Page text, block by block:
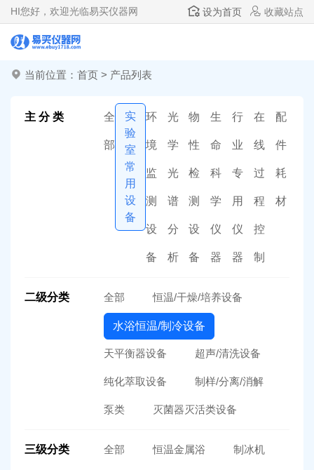
HI您好，欢迎光临易买仪器网 设为首页 收藏站点
当前位置： 首页 > 产品列表
主 分 类 全
部
实
验
室
常
用
设
备
环
境
监
测
设
备
光
学
光
谱
分
析
物
性
检
测
设
备
生
命
科
学
仪
器
行
业
专
用
仪
器
在
线
过
程
控
制
配
件
耗
材
二级分类 全部 恒温/干燥/培养设备
水浴恒温/制冷设备
天平衡器设备 超声/清洗设备
纯化萃取设备 制样/分离/消解
泵类 灭菌器灭活类设备
三级分类 全部 恒温金属浴 制冰机